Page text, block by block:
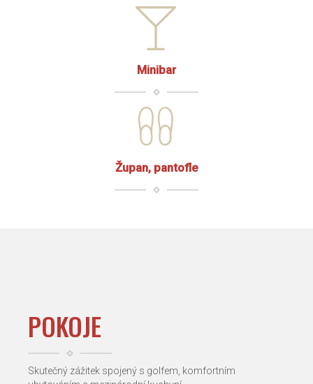
Minibar
Župan, pantofle
POKOJE
Skutečný zážitek spojený s golfem, komfortním